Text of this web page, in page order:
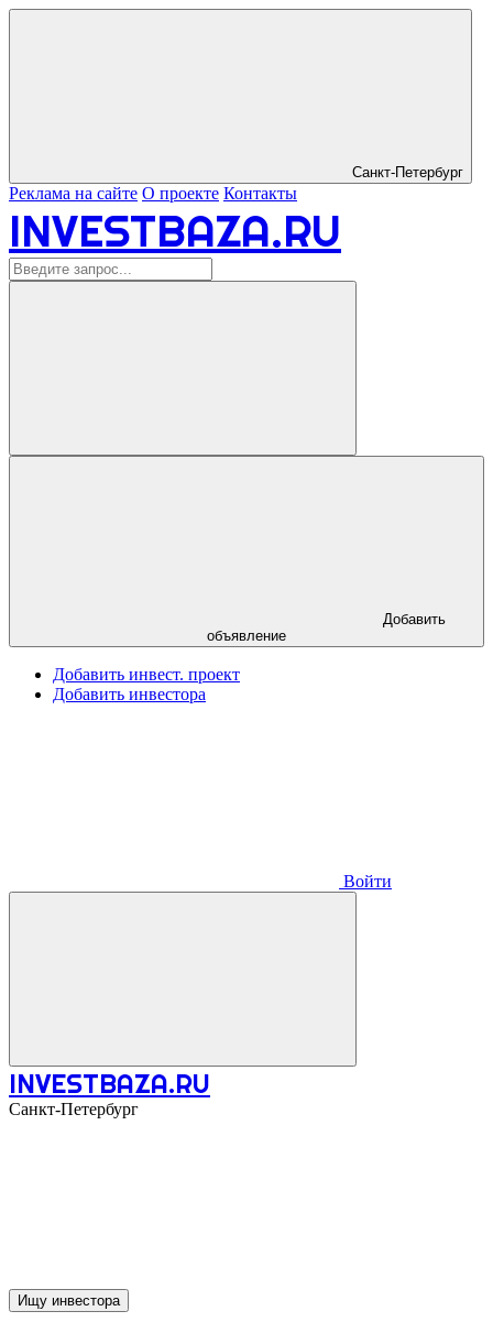
Санкт-Петербург
Реклама на сайте О проекте Контакты
INVESTBAZA.RU
объявление
Добавить инвест. проект
Добавить инвестора
Войти
INVESTBAZA.RU
Санкт-Петербург
Ищу инвестора